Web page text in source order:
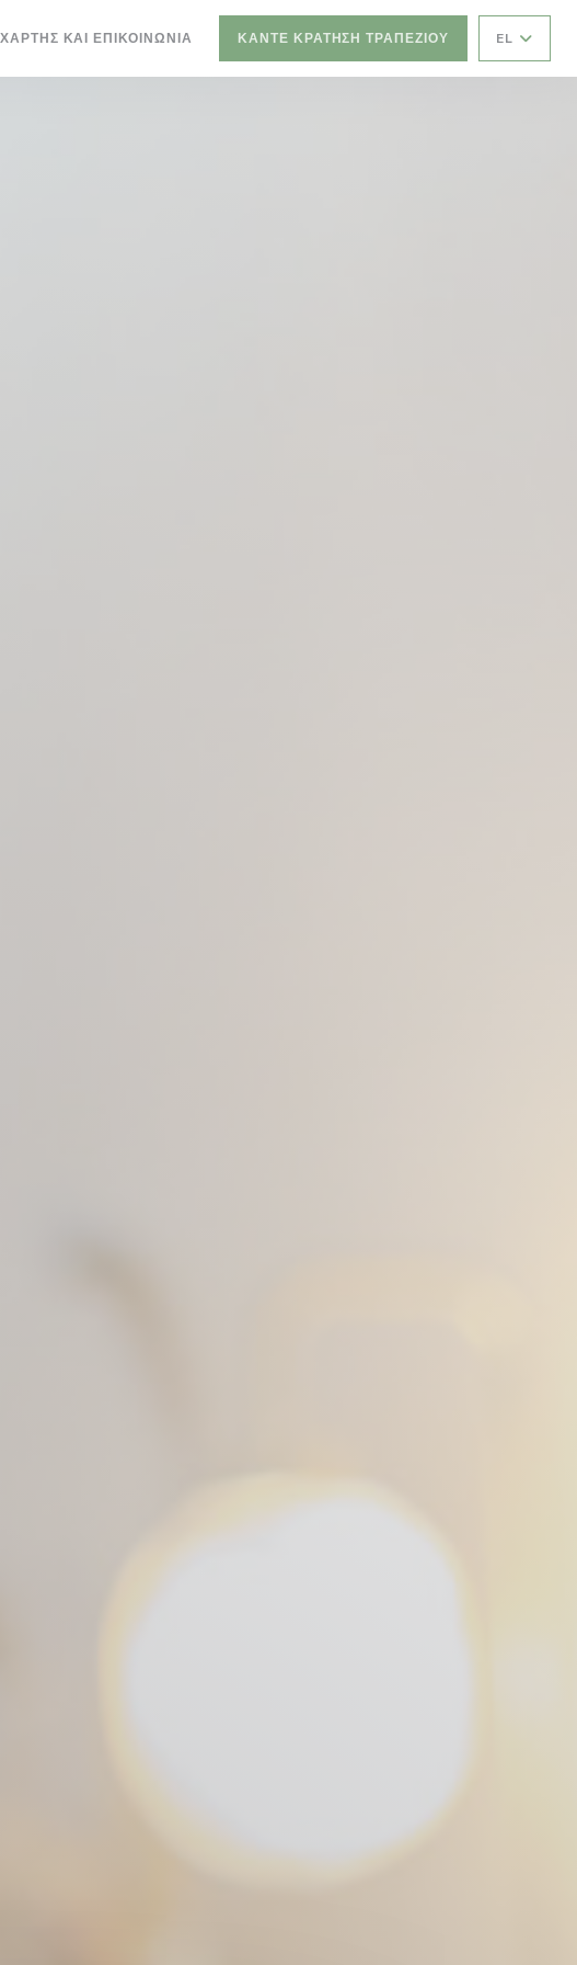
ΠΑΡΆΘΥΡΟ))
ΣΕ ΝΈΟ ΠΑΡΆΘΥΡΟ))
ΧΆΡΤΗΣ ΚΑΙ ΕΠΙΚΟΙΝΩΝΊΑ ΚΆΝΤΕ ΚΡΆΤΗΣΗ ΤΡΑΠΕΖΙΟΎ EL